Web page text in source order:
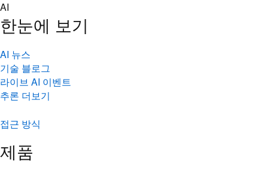
Skip
to
content
AI
한눈에 보기
AI 뉴스
기술 블로그
라이브 AI 이벤트
추론 더보기
접근 방식
제품